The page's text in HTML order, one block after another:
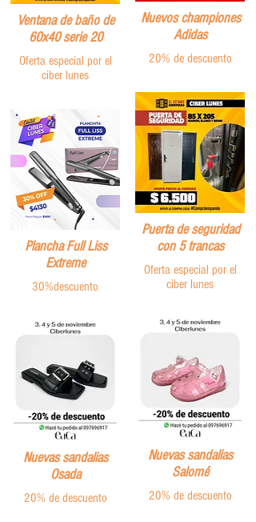
Ventana de baño de
60x40 serie 20
Oferta especial por el
ciber lunes
Plancha Full Liss
Extreme
30%descuento
Nuevas sandalias
Osada
20% de descuento
Nuevos championes
Adidas
20% de descuento
Puerta de seguridad
con 5 trancas
Oferta especial por el
ciber lunes
Nuevas sandalias
Salomé
20% de descuento